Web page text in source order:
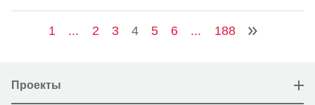
1 ... 2 3 4 5 6 ... 188
Проекты